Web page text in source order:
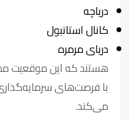
دریاچه
کانال استانبول
دریای مرمره
هستند که این موقعیت
با فرصت‌های
می‌کند.